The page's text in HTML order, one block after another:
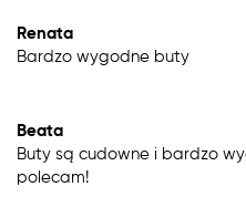
Renata
Bardzo wygodne buty
Beata
Buty są cudowne i bardzo
polecam!